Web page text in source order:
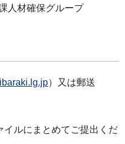
人材確保グループ
）又は郵送
ルにまとめてご提出くだ